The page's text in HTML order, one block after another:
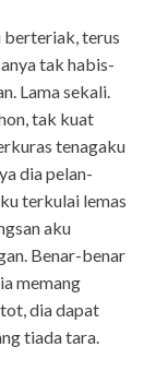
berteriak, terus
tak habis-
Lama sekali.
tak kuat
tenagaku
dia pelan-
terkulai lemas
aku
Benar-benar
memang
dia dapat
tiada tara.